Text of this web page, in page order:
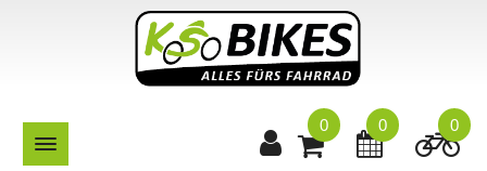
TOGGLE NAVIGATION
0
0
0